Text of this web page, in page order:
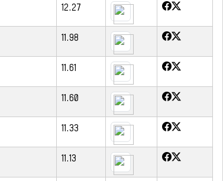
12.27
11.98
11.61
11.60
11.33
11.13